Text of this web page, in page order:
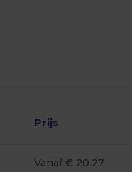
Prijs
Vanaf € 20.27